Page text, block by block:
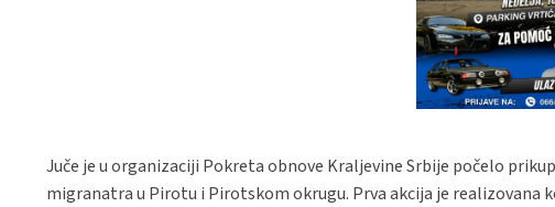
Juče je u organizaciji Pokreta obnove Kraljevine Srbije počelo
migranatra u Pirotu i Pirotskom okrugu. Prva akcija je realizovana